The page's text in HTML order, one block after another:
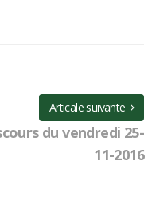
Articale suivante
du vendredi 25-
11-2016